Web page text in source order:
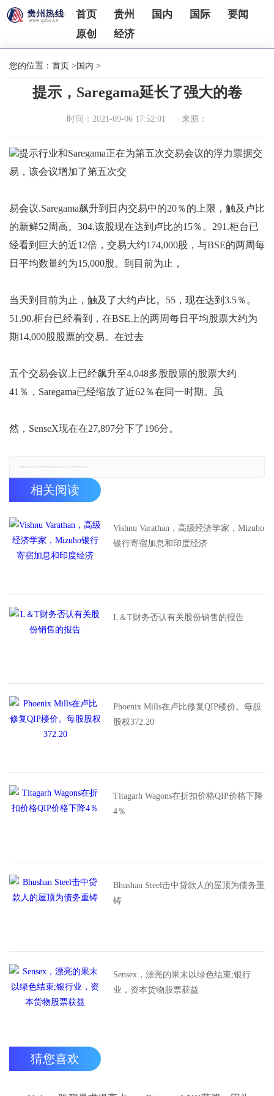
首页 贵州 国内 国际
要闻
原创
经济
您的位置： 首页 > 国内 >
提示，Saregama延长了强大的卷
时间：2021-09-06 17:52:01 来源：
提示行业和Saregama正在为第五次交易会议的浮力票据交
易，该会议增加了第五次交
易会议.Saregama飙升到日内交易中的20％的上限，触及卢比
的新鲜52周高。304.该股现在达到卢比的15％。291.柜台已
经看到巨大的近12倍，交易大约174,000股，与BSE的两周每
日平均数量约为15,000股。到目前为止，
当天到目前为止，触及了大约卢比。55，现在达到3.5％。
51.90.柜台已经看到，在BSE上的两周每日平均股票大约为
期14,000股股票的交易。在过去
五个交易会议上已经飙升至4,048多股股票的股票大约
41％，Saregama已经缩放了近62％在同一时期。虽
然，SenseX现在在27,897分下了196分。
相关阅读
Vishnu Varathan，高级经济学家，Mizuho
银行寄宿加息和印度经济
L＆T财务否认有关股份销售的报告
Phoenix Mills在卢比修复QIP楼价。每股
股权372.20
Titagarh Wagons在折扣价格QIP价格下降
4％
Bhushan Steel击中贷款人的屋顶为债务重
铸
Sensex，漂亮的果末以绿色结束;银行
业，资本货物股票获益
猜您喜欢